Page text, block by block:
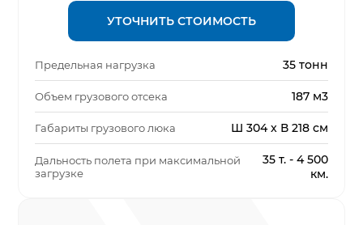
УТОЧНИТЬ СТОИМОСТЬ
Предельная нагрузка 35 тонн
Объем грузового отсека 187 м3
Габариты грузового люка Ш 304 x В 218 см
Дальность полета при максимальной
загрузке
35 т. - 4 500
км.